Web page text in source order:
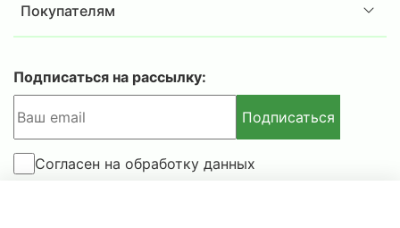
Покупателям
Подписаться на рассылку:
Подписаться
Согласен на обработку данных